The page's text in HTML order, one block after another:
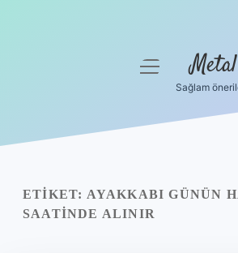
Yasal Uyarı
menüyü
Sağlam
ETIKET: AYAKKABI GÜNÜN
SAATINDE ALINIR